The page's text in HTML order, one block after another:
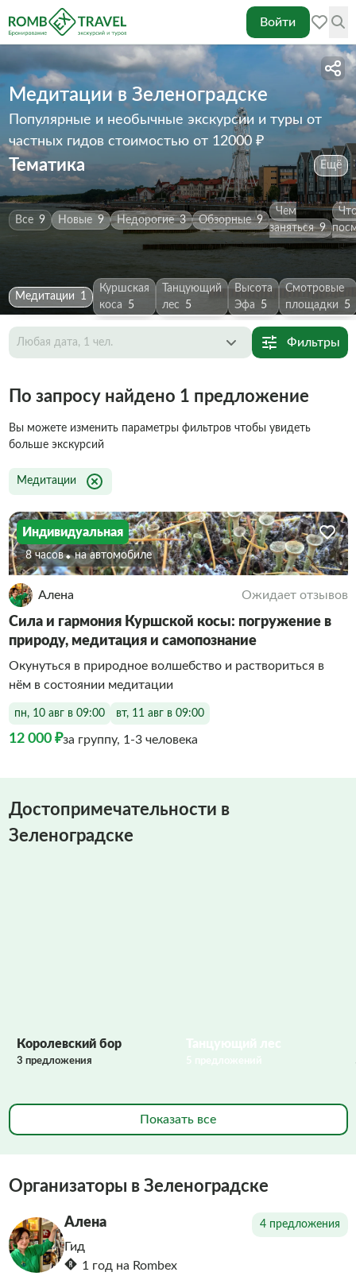
Войти
Медитации в Зеленоградске
Популярные и необычные экскурсии и туры от
частных гидов стоимостью от 12000 ₽
Тематика Ещё
Все 9 Новые 9 Недорогие 3 Обзорные 9
Чем
заняться 9
Медитации 1
Куршская
коса
5
Танцующий
лес
5
Высота
Эфа
5
Смотровые
площадки
5
Любая дата, 1 чел. Фильтры
По запросу найдено 1 предложение
Вы можете изменить параметры фильтров чтобы увидеть
больше экскурсий
Медитации
Индивидуальная
8 часов На автомобиле
Алена Ожидает отзывов
Сила и гармония Куршской косы: погружение в
природу, медитация и самопознание
Окунуться в природное волшебство и раствориться в
нём в состоянии медитации
пн, 10 авг в 09:00 вт, 11 авг в 09:00
12 000 ₽за группу, 1-3 человека
Достопримечательности в
Зеленоградске
Королевский бор
3 предложения
Показать все
Организаторы в Зеленоградске
Алена 4 предложения
Гид
1 год на Rombex